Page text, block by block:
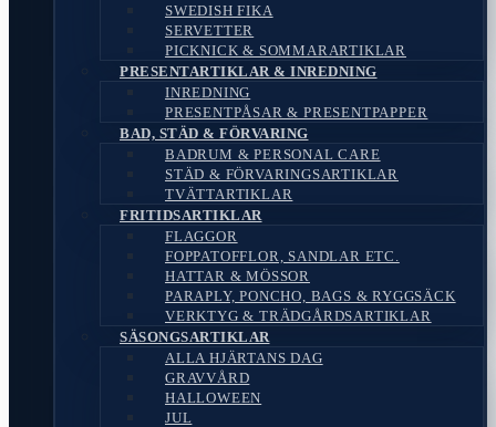
SWEDISH FIKA
SERVETTER
PICKNICK & SOMMARARTIKLAR
PRESENTARTIKLAR & INREDNING
INREDNING
PRESENTPÅSAR & PRESENTPAPPER
BAD, STÄD & FÖRVARING
BADRUM & PERSONAL CARE
STÄD & FÖRVARINGSARTIKLAR
TVÄTTARTIKLAR
FRITIDSARTIKLAR
FLAGGOR
FOPPATOFFLOR, SANDLAR ETC.
HATTAR & MÖSSOR
PARAPLY, PONCHO, BAGS & RYGGSÄCK
VERKTYG & TRÄDGÅRDSARTIKLAR
SÄSONGSARTIKLAR
ALLA HJÄRTANS DAG
GRAVVÅRD
HALLOWEEN
JUL